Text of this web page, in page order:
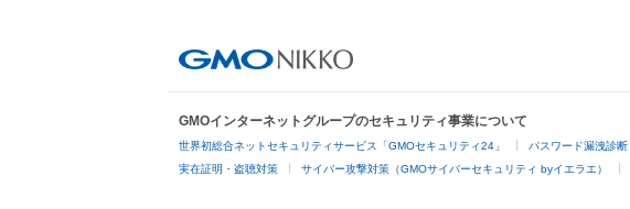
GMOインターネットグループのセキュリティ事業について
世界初総合ネットセキュリティサービス「GMOセキュリティ24」 パスワード漏洩診断
実在証明・盗聴対策 サイバー攻撃対策（GMOサイバーセキュリティ byイエラエ）